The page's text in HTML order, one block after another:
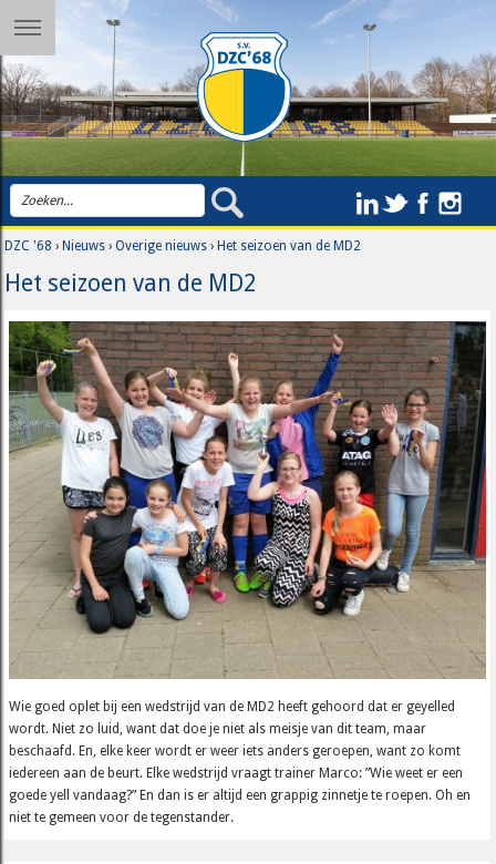
DZC '68 ›Nieuws ›Overige nieuws ›Het seizoen van de MD2
Het seizoen van de MD2
Wie goed oplet bij een wedstrijd van de MD2 heeft gehoord dat er geyelled
wordt. Niet zo luid, want dat doe je niet als meisje van dit team, maar
beschaafd. En, elke keer wordt er weer iets anders geroepen, want zo komt
iedereen aan de beurt. Elke wedstrijd vraagt trainer Marco: ”Wie weet er een
goede yell vandaag?” En dan is er altijd een grappig zinnetje te roepen. Oh en
niet te gemeen voor de tegenstander.